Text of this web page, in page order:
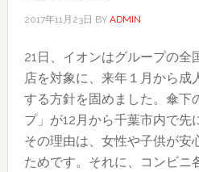
2017年11月23日 BY ADMIN
21日、イオンはグループの
店を対象に、来年１月から成
する方針を固めました。傘下
プ」が12月から千葉市内で先
その理由は、女性や子供が安
ためです。それに、コンビニ